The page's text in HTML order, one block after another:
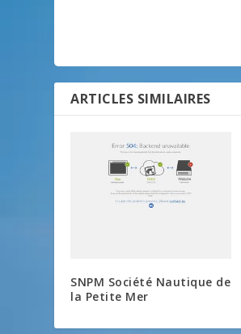
ARTICLES SIMILAIRES
SNPM Société Nautique de
la Petite Mer